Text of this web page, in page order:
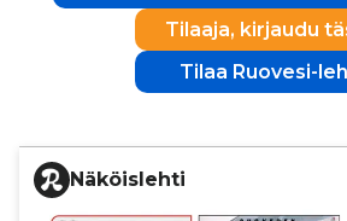
Tilaaja, kirjaudu
Tilaa Ruovesi-
Näköislehti